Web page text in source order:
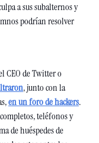
a sus subalternos y
podrían resolver
CEO de Twitter o
, junto con la
en un foro de hackers.
teléfonos y
de huéspedes de